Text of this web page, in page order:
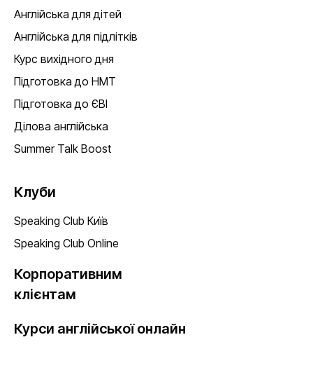
Англійська для дітей
Англійська для підлітків
Курс вихідного дня
Підготовка до НМТ
Підготовка до ЄВІ
Ділова англійська
Summer Talk Boost
Клуби
Speaking Club Київ
Speaking Club Online
Корпоративним
клієнтам
Курси англійської онлайн